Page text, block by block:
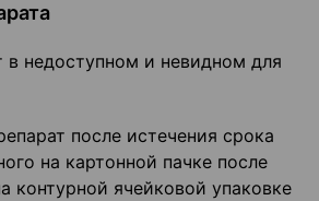
в недоступном и невидном для
после истечения срока
на картонной пачке после
контурной ячейковой упаковке